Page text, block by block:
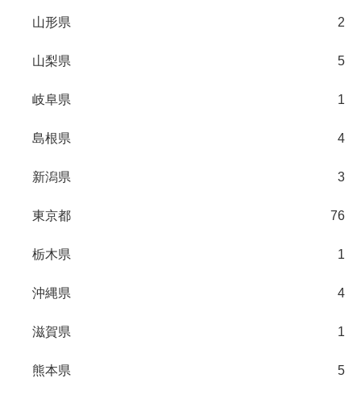
山形県 2
山梨県 5
岐阜県 1
島根県 4
新潟県 3
東京都 76
栃木県 1
沖縄県 4
滋賀県 1
熊本県 5